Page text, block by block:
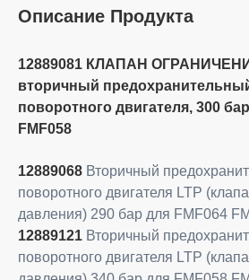
Описание Продукта
12889081 КЛАПАН
вторичный
поворотного двигателя, 300
FMF058
12889068 Вторичный
поворотного двигателя LTP
давления) 290 бар для FMF064
12889121 Вторичный
поворотного двигателя LTP